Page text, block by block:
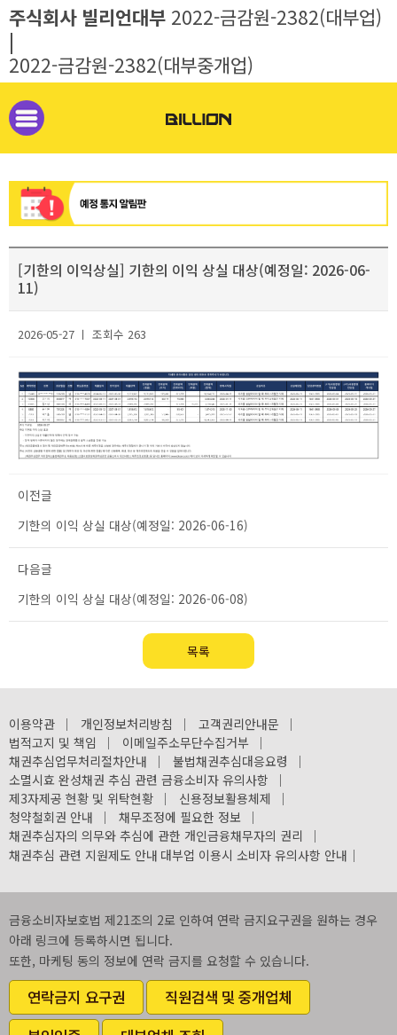
주식회사 빌리언대부 2022-금감원-2382(대부업)
|
2022-금감원-2382(대부중개업)
[기한의 이익상실] 기한의 이익 상실 대상(예정일: 2026-06-
11)
2026-05-27 ㅣ 조회수 263
이전글
기한의 이익 상실 대상(예정일: 2026-06-16)
다음글
기한의 이익 상실 대상(예정일: 2026-06-08)
목록
이용약관 ｜ 개인정보처리방침 ｜ 고객권리안내문 ｜
법적고지 및 책임 ｜ 이메일주소무단수집거부 ｜
채권추심업무처리절차안내 ｜ 불법채권추심대응요령 ｜
소멸시효 완성채권 추심 관련 금융소비자 유의사항 ｜
제3자제공 현황 및 위탁현황 ｜ 신용정보활용체제 ｜
청약철회권 안내 ｜ 채무조정에 필요한 정보 ｜
채권추심자의 의무와 추심에 관한 개인금융채무자의 권리 ｜
채권추심 관련 지원제도 안내 대부업 이용시 소비자 유의사항 안내 ｜
금융소비자보호법 제21조의 2로 인하여 연락 금지요구권을 원하는 경우
아래 링크에 등록하시면 됩니다.
또한, 마케팅 동의 정보에 연락 금지를 요청할 수 있습니다.
연락금지 요구권
직원검색 및 중개업체